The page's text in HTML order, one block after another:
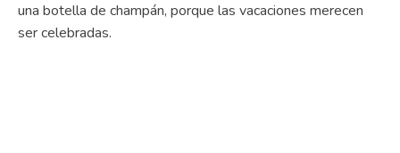
una botella de champán, porque las vacaciones merecen
ser celebradas.